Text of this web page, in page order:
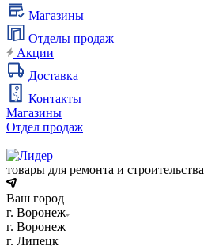
Магазины
Отделы продаж
Акции
Доставка
Контакты
Магазины
Отдел продаж
товары для ремонта и строительства
Ваш город
г. Воронеж
г. Воронеж
г. Липецк